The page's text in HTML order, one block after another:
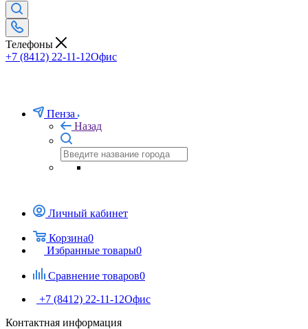
Телефоны
+7 (8412) 22-11-12Офис
Пенза
Назад
Личный кабинет
Корзина0
Избранные товары0
Сравнение товаров0
+7 (8412) 22-11-12Офис
Контактная информация